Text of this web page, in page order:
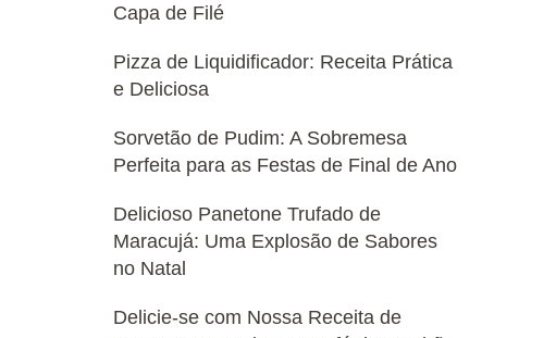
Capa de Filé
Pizza de Liquidificador: Receita Prática
e Deliciosa
Sorvetão de Pudim: A Sobremesa
Perfeita para as Festas de Final de Ano
Delicioso Panetone Trufado de
Maracujá: Uma Explosão de Sabores
no Natal
Delicie-se com Nossa Receita de